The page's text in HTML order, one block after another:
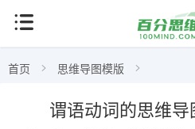
首页 思维导图模版
谓语动词的思维